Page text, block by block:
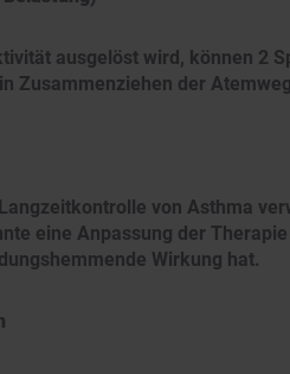
ausgelöst wird, können 2
Zusammenziehen der
von Asthma
eine Anpassung der
Wirkung hat.